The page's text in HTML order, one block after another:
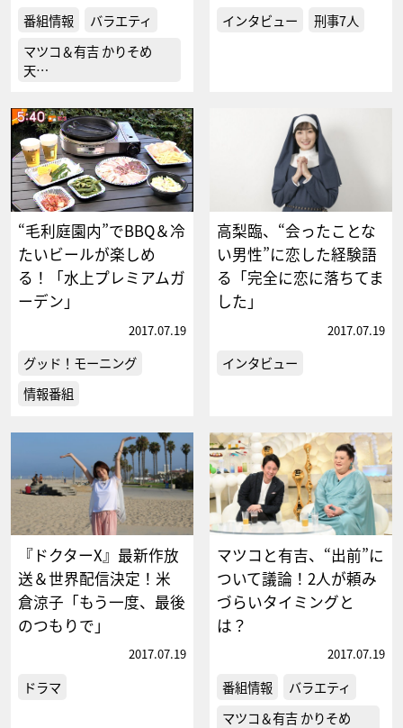
番組情報
バラエティ
マツコ＆有吉 かりそめ
天…
インタビュー 刑事7人
“毛利庭園内”でBBQ＆冷
たいビールが楽しめ
る！「水上プレミアムガ
ーデン」
2017.07.19
グッド！モーニング
情報番組
高梨臨、“会ったことな
い男性”に恋した経験語
る「完全に恋に落ちてま
した」
2017.07.19
インタビュー
『ドクターX』最新作放
送＆世界配信決定！米
倉涼子「もう一度、最後
のつもりで」
2017.07.19
ドラマ
マツコと有吉、“出前”に
ついて議論！2人が頼み
づらいタイミングと
は？
2017.07.19
番組情報
バラエティ
マツコ＆有吉 かりそめ